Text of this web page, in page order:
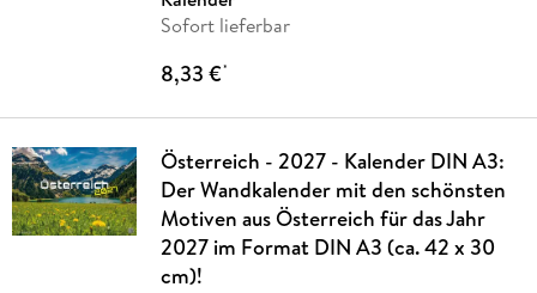
Sofort lieferbar
8,33 €*
Österreich - 2027 - Kalender DIN A3:
Der Wandkalender mit den schönsten
Motiven aus Österreich für das Jahr
2027 im Format DIN A3 (ca. 42 x 30
cm)!